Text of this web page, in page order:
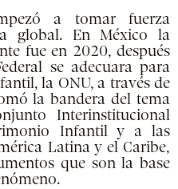
a tomar fuerza
global. En México la
fue en 2020, después
se adecuara para
la ONU, a través de
la bandera del tema
Interinstitucional
Infantil y a las
Latina y el Caribe,
que son la base